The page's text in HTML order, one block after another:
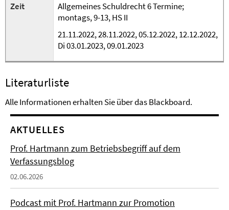
Zeit
Allgemeines Schuldrecht 6 Termine;
montags, 9-13, HS II
21.11.2022, 28.11.2022, 05.12.2022, 12.12.2022,
Di 03.01.2023, 09.01.2023
Literaturliste
Alle Informationen erhalten Sie über das Blackboard.
AKTUELLES
Prof. Hartmann zum Betriebsbegriff auf dem
Verfassungsblog
02.06.2026
Podcast mit Prof. Hartmann zur Promotion